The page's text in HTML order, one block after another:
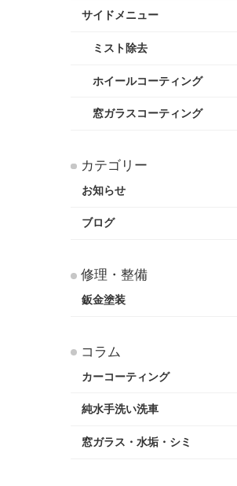
サイドメニュー
ミスト除去
ホイールコーティング
窓ガラスコーティング
カテゴリー
お知らせ
ブログ
修理・整備
鈑金塗装
コラム
カーコーティング
純水手洗い洗車
窓ガラス・水垢・シミ